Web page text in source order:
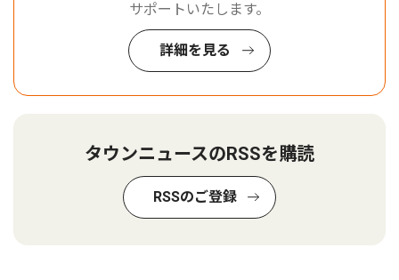
サポートいたします。
詳細を見る
タウンニュースのRSSを購読
RSSのご登録